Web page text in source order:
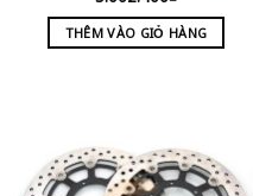
THÊM VÀO GIỎ HÀNG